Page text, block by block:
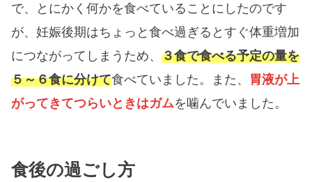
で、とにかく何かを食べていることにしたのです
が、妊娠後期はちょっと食べ過ぎるとすぐ体重増加
につながってしまうため、３食で食べる予定の量を
５～６食に分けて食べていました。また、 胃液が上
がってきてつらいときはガムを噛んでいました。
食後の過ごし方